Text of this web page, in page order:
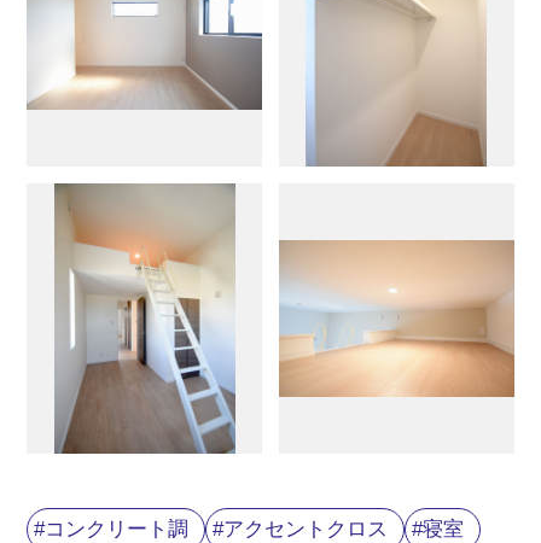
コンクリート調 アクセントクロス
寝室